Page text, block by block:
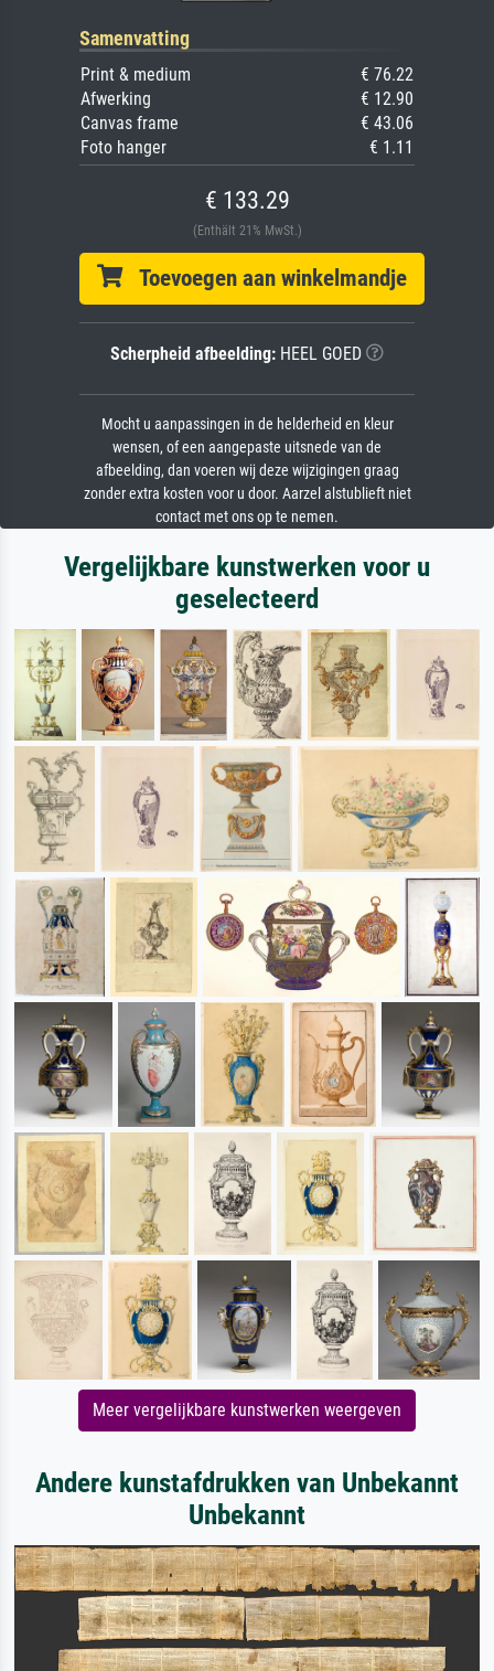
Samenvatting
Print & medium
€ 76.22
Afwerking
€ 12.90
Canvas frame
€ 43.06
Foto hanger
€ 1.11
€ 133.29
(Enthält 21% MwSt.)
Toevoegen aan winkelmandje
Scherpheid afbeelding: HEEL GOED
Mocht u aanpassingen in de helderheid en kleur
wensen, of een aangepaste uitsnede van de
afbeelding, dan voeren wij deze wijzigingen graag
zonder extra kosten voor u door. Aarzel alstublieft niet
contact met ons op te nemen.
Vergelijkbare kunstwerken voor u
geselecteerd
Meer vergelijkbare kunstwerken weergeven
Andere kunstafdrukken van Unbekannt
Unbekannt